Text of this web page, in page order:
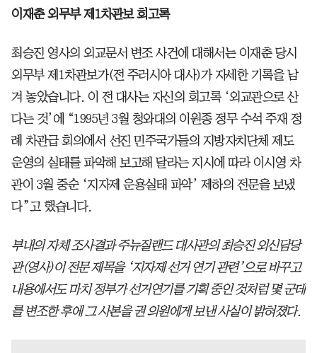
이재춘 외무부 제1차관보 회고록
최승진 영사의 외교문서 변조 사건에 대해서는 이재춘 당시
외무부 제1차관보가(전 주러시아 대사)가 자세한 기록을 남
겨 놓았습니다. 이 전 대사는 자신의 회고록 ‘외교관으로 산
다는 것’에 “1995년 3월 청와대의 이원종 정무 수석 주재 정
례 차관급 회의에서 선진 민주국가들의 지방자치단체 제도
운영의 실태를 파악해 보고해 달라는 지시에 따라 이시영 차
관이 3월 중순 ‘지자제 운용실태 파악’ 제하의 전문을 보냈
다”고 했습니다.
부내의 자체 조사결과 주뉴질랜드 대사관의 최승진 외신담당
관(영사)이 전문 제목을 ‘지자제 선거 연기 관련’으로 바꾸고
내용에서도 마치 정부가 선거연기를 기획 중인 것처럼 몇 군데
를 변조한 후에 그 사본을 권 의원에게 보낸 사실이 밝혀졌다.